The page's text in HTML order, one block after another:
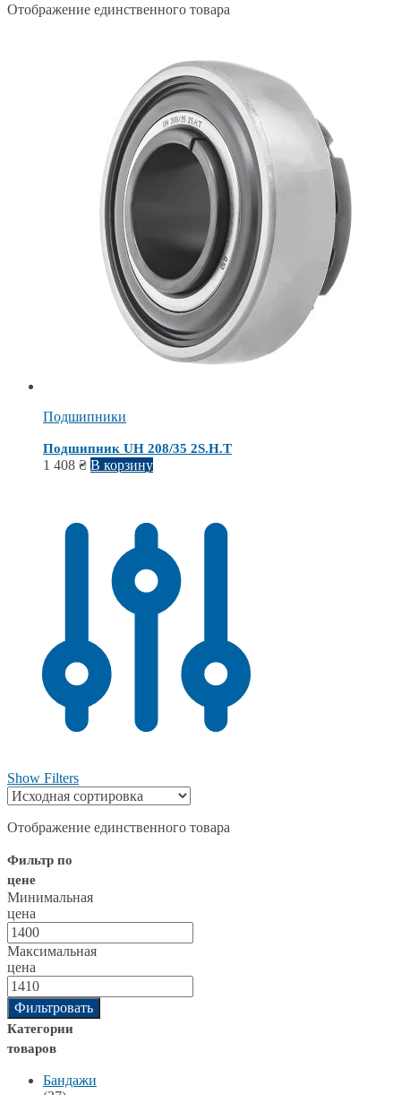
Отображение единственного товара
Подшипники
Подшипник UH 208/35 2S.H.T
1 408 ₴ В корзину
Show Filters
Отображение единственного товара
Фильтр по
цене
Минимальная
цена
Максимальная
цена
Фильтровать
Категории
товаров
Бандажи